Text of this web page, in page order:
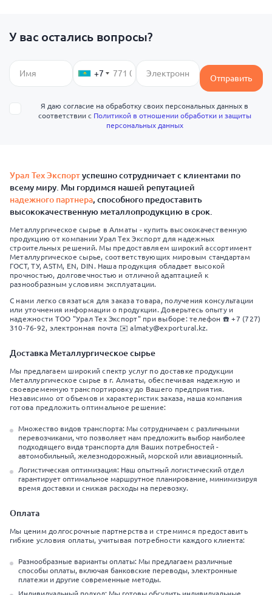
У вас остались вопросы?
+7 Отправить
Я даю согласие на обработку своих персональных данных в
соответствии с Политикой в отношении обработки и защиты
персональных данных
Урал Тех Экспортуспешно сотрудничает с клиентами по
всему миру. Мы гордимся нашей репутацией
надежного партнера, способного предоставить
высококачественную металлопродукцию в срок.
Металлургическое сырье в Алматы - купить высококачественную
продукцию от компании Урал Тех Экспорт для надежных
строительных решений. Мы предоставляем широкий ассортимент
Металлургическое сырье, соответствующих мировым стандартам
ГОСТ, ТУ, ASTM, EN, DIN. Наша продукция обладает высокой
прочностью, долговечностью и отличной адаптацией к
разнообразным условиям эксплуатации.
С нами легко связаться для заказа товара, получения консультации
или уточнения информации о продукции. Доверьтесь опыту и
надежности ТОО "Урал Тех Экспорт" при выборе: телефон ☎️ +7 (727)
310-76-92, электронная почта ✉️ almaty@exportural.kz.
Доставка Металлургическое сырье
Мы предлагаем широкий спектр услуг по доставке продукции
Металлургическое сырье в г. Алматы, обеспечивая надежную и
своевременную транспортировку до Вашего предприятия.
Независимо от объемов и характеристик заказа, наша компания
готова предложить оптимальное решение:
Множество видов транспорта: Мы сотрудничаем с различными
перевозчиками, что позволяет нам предложить выбор наиболее
подходящего вида транспорта для Ваших потребностей -
автомобильный, железнодорожный, морской или авиационный.
Логистическая оптимизация: Наш опытный логистический отдел
гарантирует оптимальное маршрутное планирование, минимизируя
время доставки и снижая расходы на перевозку.
Оплата
Мы ценим долгосрочные партнерства и стремимся предоставить
гибкие условия оплаты, учитывая потребности каждого клиента:
Разнообразные варианты оплаты: Мы предлагаем различные
способы оплаты, включая банковские переводы, электронные
платежи и другие современные методы.